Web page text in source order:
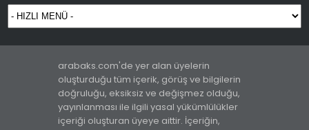
UYGUN FİYATLARLA
arabaks.com'de yer alan üyelerin
oluşturduğu tüm içerik, görüş ve bilgilerin
doğruluğu, eksiksiz ve değişmez olduğu,
yayınlanması ile ilgili yasal yükümlülükler
içeriği oluşturan üyeye aittir. İçeriğin,